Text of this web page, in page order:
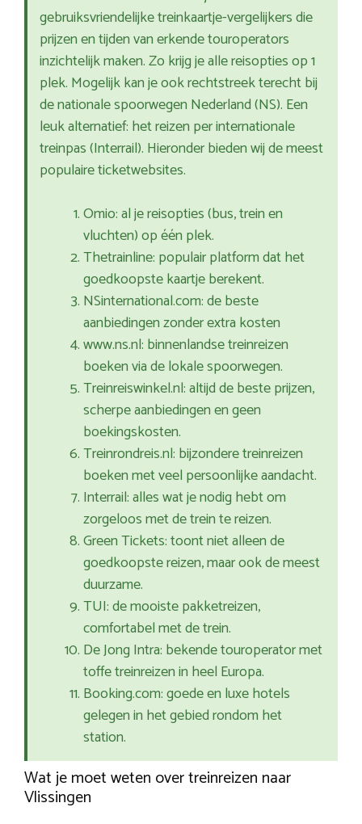
gebruiksvriendelijke treinkaartje-vergelijkers die
prijzen en tijden van erkende touroperators
inzichtelijk maken. Zo krijg je alle reisopties op 1
plek. Mogelijk kan je ook rechtstreek terecht bij
de nationale spoorwegen Nederland (NS). Een
leuk alternatief: het reizen per internationale
treinpas (Interrail). Hieronder bieden wij de meest
populaire ticketwebsites.
Omio: al je reisopties (bus, trein en
vluchten) op één plek.
Thetrainline: populair platform dat het
goedkoopste kaartje berekent.
NSinternational.com: de beste
aanbiedingen zonder extra kosten
www.ns.nl: binnenlandse treinreizen
boeken via de lokale spoorwegen.
Treinreiswinkel.nl: altijd de beste prijzen,
scherpe aanbiedingen en geen
boekingskosten.
Treinrondreis.nl: bijzondere treinreizen
boeken met veel persoonlijke aandacht.
Interrail: alles wat je nodig hebt om
zorgeloos met de trein te reizen.
Green Tickets: toont niet alleen de
goedkoopste reizen, maar ook de meest
duurzame.
TUI: de mooiste pakketreizen,
comfortabel met de trein.
De Jong Intra: bekende touroperator met
toffe treinreizen in heel Europa.
Booking.com: goede en luxe hotels
gelegen in het gebied rondom het
station.
Wat je moet weten over treinreizen naar
Vlissingen